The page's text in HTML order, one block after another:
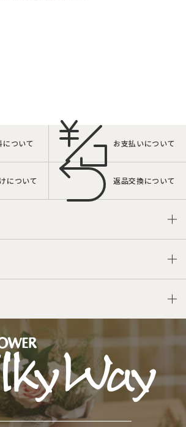
について お支払いについて
について 返品交換について